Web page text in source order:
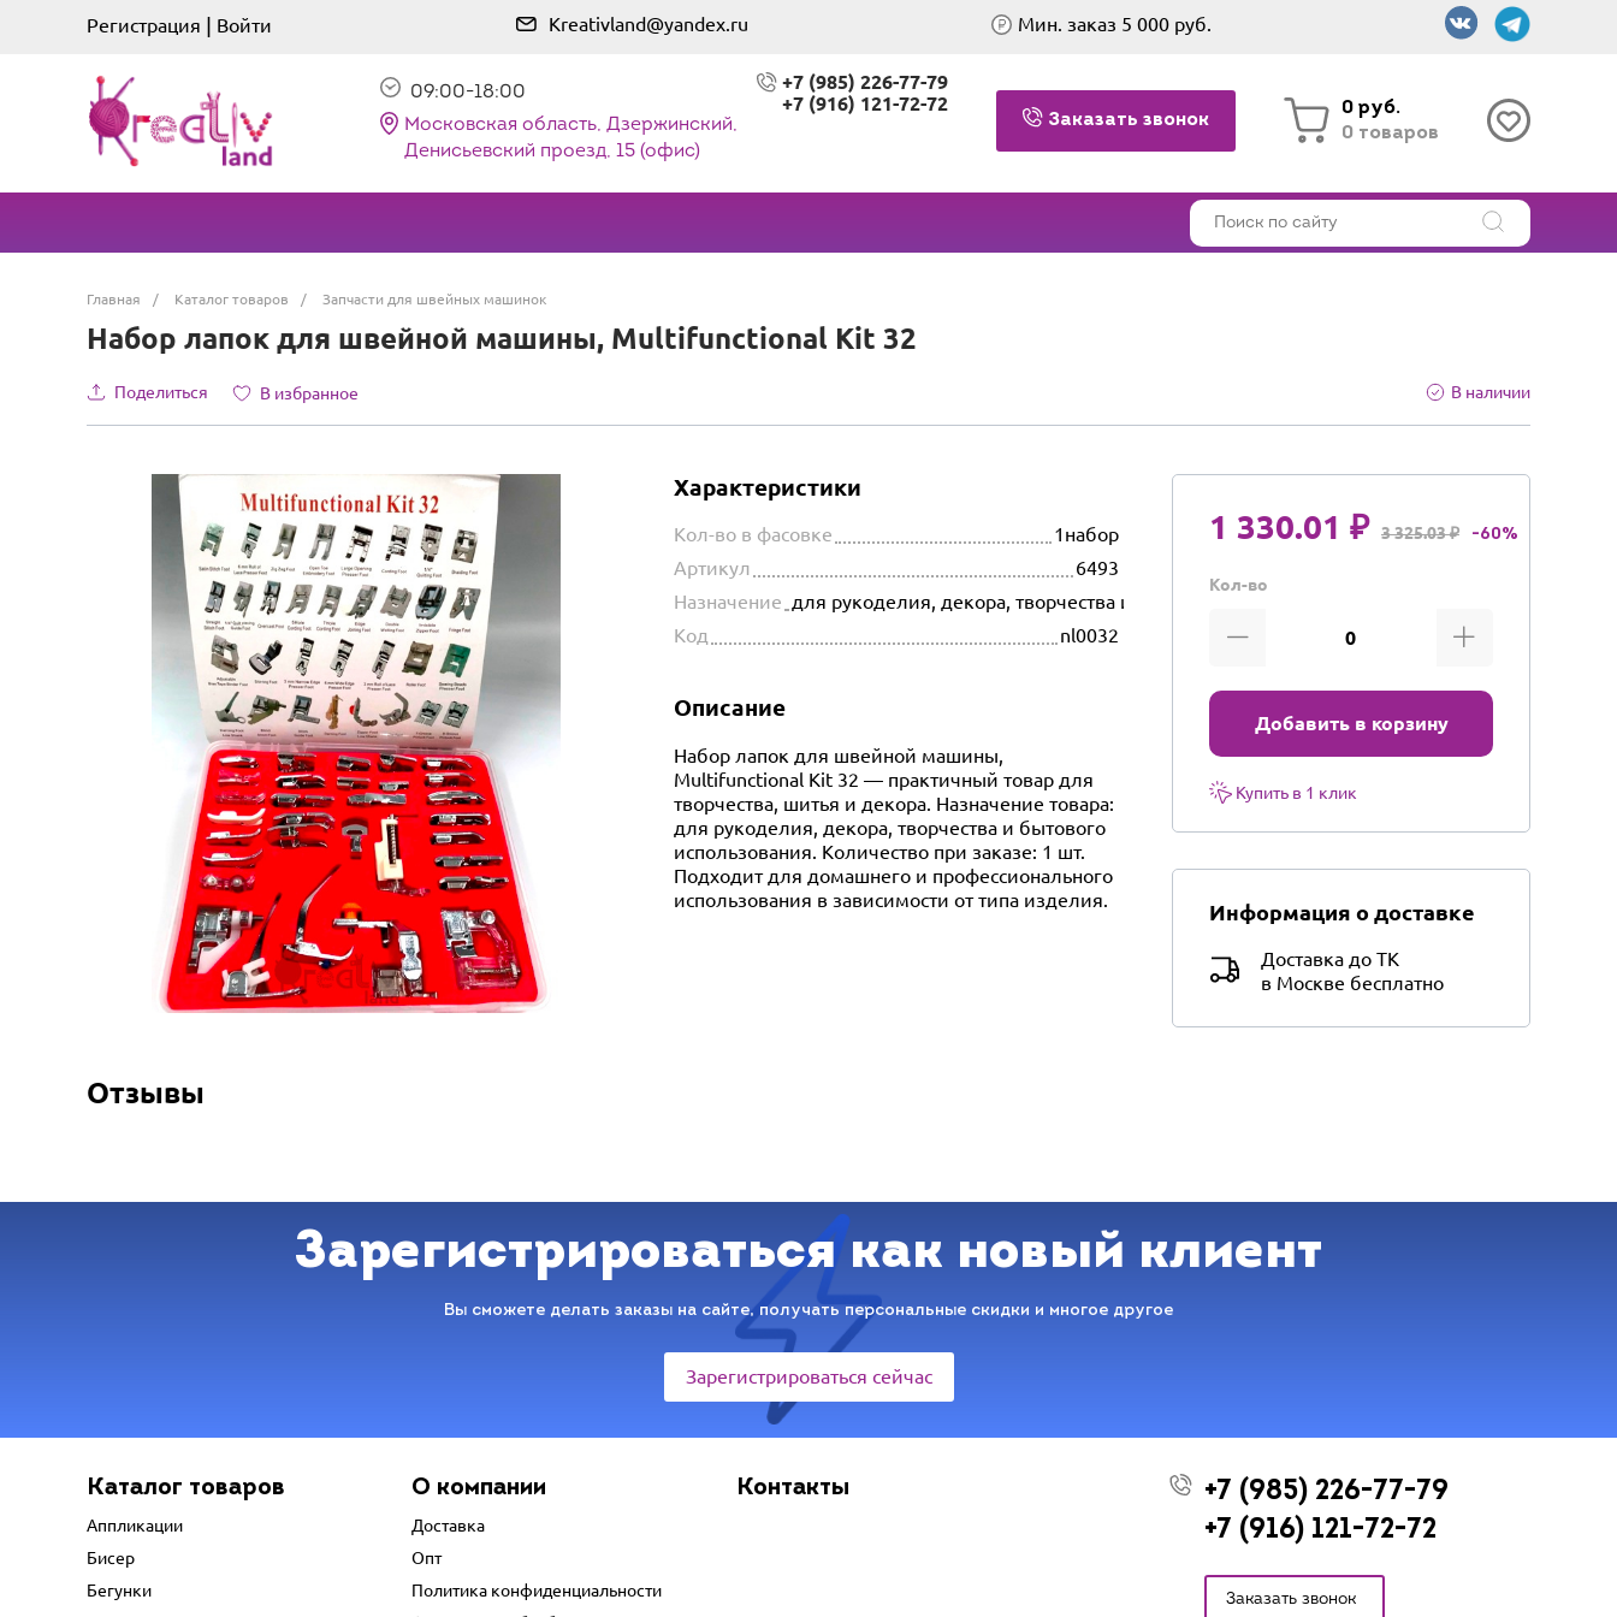
Регистрация | Войти Kreativland@yandex.ru Мин. заказ 5 000 руб.
09:00-18:00
Московская область, Дзержинский,
Денисьевский проезд, 15 (офис)
+7 (985) 226-77-79
+7 (916) 121-72-72
Заказать звонок
0 руб.
0 товаров
Главная / Каталог товаров / Запчасти для швейных машинок
Набор лапок для швейной машины, Multifunctional Kit 32
Поделиться В избранное В наличии
Характеристики
Кол-во в фасовке
1набор
Артикул
6493
Назначение для рукоделия, декора, творчества и бытового использования
Код
nl0032
Описание
Набор лапок для швейной машины,
Multifunctional Kit 32 — практичный товар для
творчества, шитья и декора. Назначение товара:
для рукоделия, декора, творчества и бытового
использования. Количество при заказе: 1 шт.
Подходит для домашнего и профессионального
использования в зависимости от типа изделия.
1 330.01 ₽ 3 325.03 ₽ -60%
Кол-во
Добавить в корзину
Купить в 1 клик
Информация о доставке
Доставка до ТК
в Москве бесплатно
Отзывы
Зарегистрироваться как новый клиент
Вы сможете делать заказы на сайте, получать персональные скидки и многое другое
Зарегистрироваться сейчас
Каталог товаров
Аппликации
Бисер
Бегунки
О компании
Доставка
Опт
Политика конфиденциальности
Контакты
+7 (985) 226-77-79
+7 (916) 121-72-72
Заказать звонок